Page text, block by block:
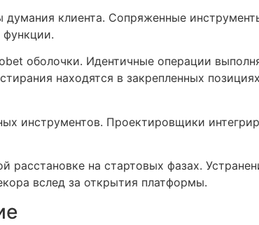
клиента. Сопряженные
функции.
оболочки. Идентичные операции
находятся в закрепленных
инструментов. Проектировщики
расстановке на стартовых фазах.
вслед за открытия платформы.